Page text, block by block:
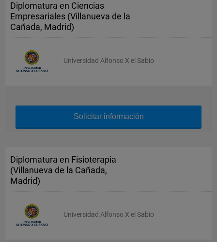
Diplomatura en Ciencias
Empresariales (Villanueva de la
Cañada, Madrid)
Universidad Alfonso X el Sabio
Solicitar información
Diplomatura en Fisioterapia
(Villanueva de la Cañada,
Madrid)
Universidad Alfonso X el Sabio